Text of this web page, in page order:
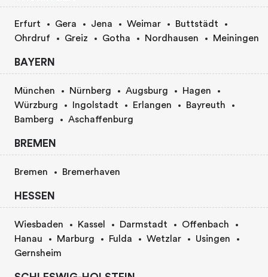
Erfurt Gera Jena Weimar
Buttstädt
Ohrdruf
Greiz Gotha Nordhausen Meiningen
BAYERN
München Nürnberg Augsburg
Hagen
Würzburg
Ingolstadt Erlangen
Bayreuth
Bamberg
Aschaffenburg
BREMEN
Bremen Bremerhaven
HESSEN
Wiesbaden Kassel Darmstadt
Offenbach
Hanau
Marburg Fulda Wetzlar
Usingen
Gernsheim